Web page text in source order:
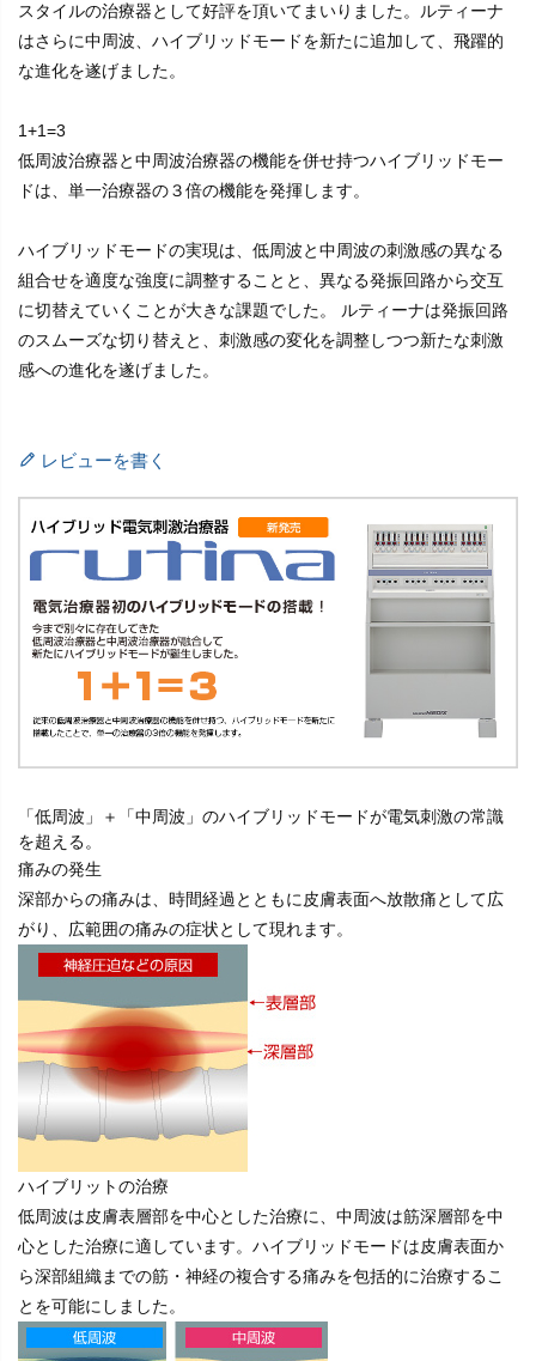
スタイルの治療器として好評を頂いてまいりました。ルティーナ
はさらに中周波、ハイブリッドモードを新たに追加して、飛躍的
な進化を遂げました。
1+1=3
低周波治療器と中周波治療器の機能を併せ持つハイブリッドモー
ドは、単一治療器の３倍の機能を発揮します。
ハイブリッドモードの実現は、低周波と中周波の刺激感の異なる
組合せを適度な強度に調整することと、異なる発振回路から交互
に切替えていくことが大きな課題でした。 ルティーナは発振回路
のスムーズな切り替えと、刺激感の変化を調整しつつ新たな刺激
感への進化を遂げました。
レビューを書く
「低周波」＋「中周波」のハイブリッドモードが電気刺激の常識
を超える。
痛みの発生
深部からの痛みは、時間経過とともに皮膚表面へ放散痛として広
がり、広範囲の痛みの症状として現れます。
ハイブリットの治療
低周波は皮膚表層部を中心とした治療に、中周波は筋深層部を中
心とした治療に適しています。ハイブリッドモードは皮膚表面か
ら深部組織までの筋・神経の複合する痛みを包括的に治療するこ
とを可能にしました。